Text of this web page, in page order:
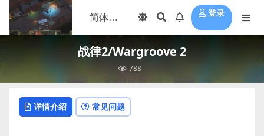
登录
战律2/Wargroove 2
788
详情介绍 常见问题